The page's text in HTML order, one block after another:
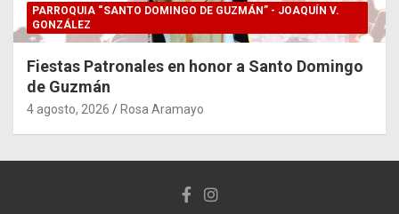
PARROQUIA “SANTO DOMINGO DE GUZMÁN” - JOAQUÍN V.
GONZÁLEZ
Fiestas Patronales en honor a Santo Domingo
de Guzmán
4 agosto, 2026 Rosa Aramayo